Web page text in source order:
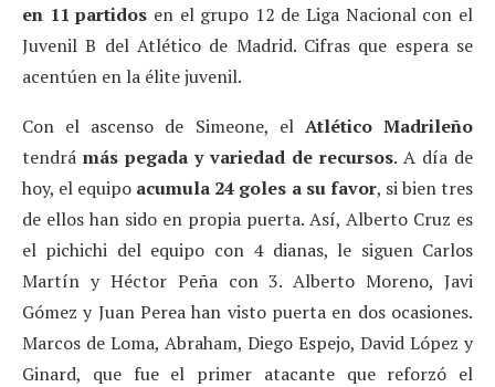
en 11 partidos en el grupo 12 de Liga Nacional con el
Juvenil B del Atlético de Madrid. Cifras que espera se
acentúen en la élite juvenil.
Con el ascenso de Simeone, el Atlético Madrileño
tendrá más pegada y variedad de recursos. A día de
hoy, el equipo acumula 24 goles a su favor, si bien tres
de ellos han sido en propia puerta. Así, Alberto Cruz es
el pichichi del equipo con 4 dianas, le siguen Carlos
Martín y Héctor Peña con 3. Alberto Moreno, Javi
Gómez y Juan Perea han visto puerta en dos ocasiones.
Marcos de Loma, Abraham, Diego Espejo, David López y
Ginard, que fue el primer atacante que reforzó el